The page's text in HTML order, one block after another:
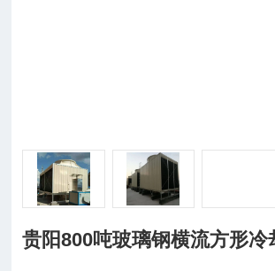
贵阳800吨玻璃钢横流方形冷